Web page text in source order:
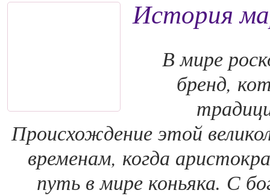
История
В мире
бренд,
Происхождение этой
временам, когда
путь в мире коньяка. С